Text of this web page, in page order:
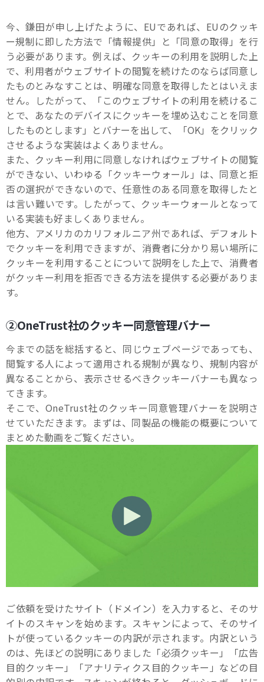
今、鎌田が申し上げたように、EUであれば、EUのクッキ
ー規制に即した方法で「情報提供」と「同意の取得」を行
う必要があります。例えば、クッキーの利用を説明した上
で、利用者がウェブサイトの閲覧を続けたのならば同意し
たものとみなすことは、明確な同意を取得したとはいえま
せん。したがって、「このウェブサイトの利用を続けるこ
とで、あなたのデバイスにクッキーを埋め込むことを同意
したものとします」とバナーを出して、「OK」をクリック
させるような実装はよくありません。
また、クッキー利用に同意しなければウェブサイトの閲覧
ができない、いわゆる「クッキーウォール」は、同意と拒
否の選択ができないので、任意性のある同意を取得したと
は言い難いです。したがって、クッキーウォールとなって
いる実装も好ましくありません。
他方、アメリカのカリフォルニア州であれば、デフォルト
でクッキーを利用できますが、消費者に分かり易い場所に
クッキーを利用することについて説明をした上で、消費者
がクッキー利用を拒否できる方法を提供する必要がありま
す。
②OneTrust社のクッキー同意管理バナー
今までの話を総括すると、同じウェブページであっても、
閲覧する人によって適用される規制が異なり、規制内容が
異なることから、表示させるべきクッキーバナーも異なっ
てきます。
そこで、OneTrust社のクッキー同意管理バナーを説明さ
せていただきます。 まずは、同製品の機能の概要について
まとめた動画をご覧ください。
ご依頼を受けたサイト（ドメイン）を入力すると、そのサ
イトのスキャンを始めます。スキャンによって、そのサイ
トが使っているクッキーの内訳が示されます。内訳という
のは、先ほどの説明にありました「必須クッキー」「広告
目的クッキー」「アナリティクス目的クッキー」などの目